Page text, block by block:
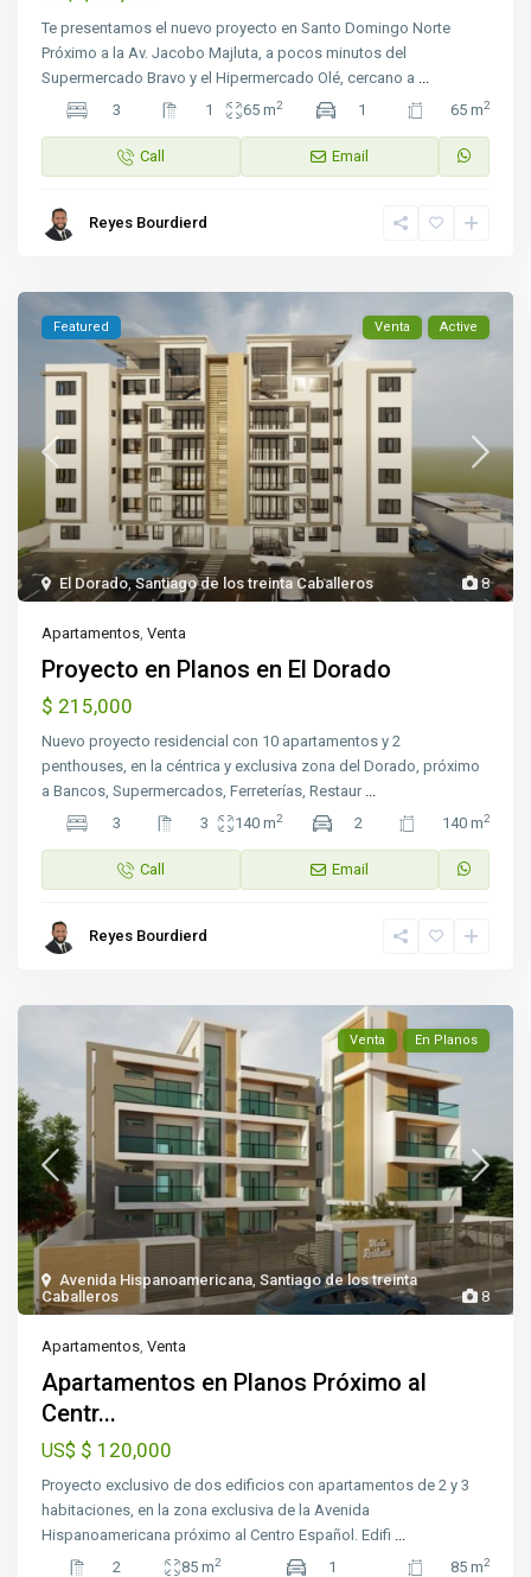
Te presentamos el nuevo proyecto en Santo Domingo Norte
Próximo a la Av. Jacobo Majluta, a pocos minutos del
Supermercado Bravo y el Hipermercado Olé, cercano a ...
3
1 65 m2 1 65 m2
Call Email
Reyes Bourdierd
8
El Dorado,Santiago de los treinta Caballeros
Featured Venta Active
Apartamentos,Venta
Proyecto en Planos en El Dorado
$ 215,000
Nuevo proyecto residencial con 10 apartamentos y 2
penthouses, en la céntrica y exclusiva zona del Dorado, próximo
a Bancos, Supermercados, Ferreterías, Restaur ...
3
3 140 m2 2 140 m2
Call Email
Reyes Bourdierd
8
Avenida Hispanoamericana,Santiago de los treinta
Caballeros
Venta En Planos
Apartamentos,Venta
Apartamentos en Planos Próximo al
Centr...
US$ $ 120,000
Proyecto exclusivo de dos edificios con apartamentos de 2 y 3
habitaciones, en la zona exclusiva de la Avenida
Hispanoamericana próximo al Centro Español. Edifi ...
2
85 m2 1 85 m2